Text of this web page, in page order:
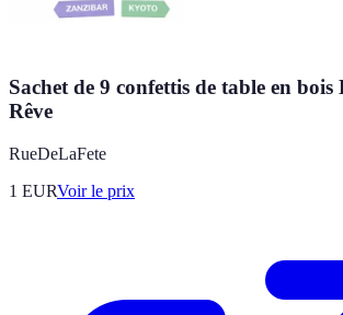
Sachet de 9 confettis de table en bois
Rêve
RueDeLaFete
1 EURVoir le prix